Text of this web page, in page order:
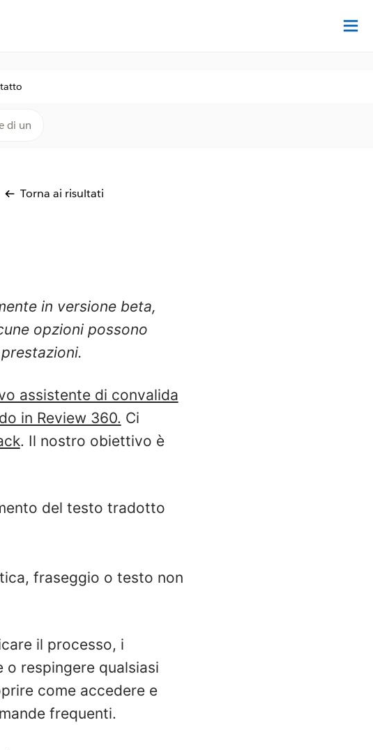
Torna ai risultati
in versione beta,
opzioni possono
assistente di convalida
in Review 360. Ci
. Il nostro obiettivo è
del testo tradotto
fraseggio o testo non
il processo, i
respingere qualsiasi
come accedere e
frequenti.